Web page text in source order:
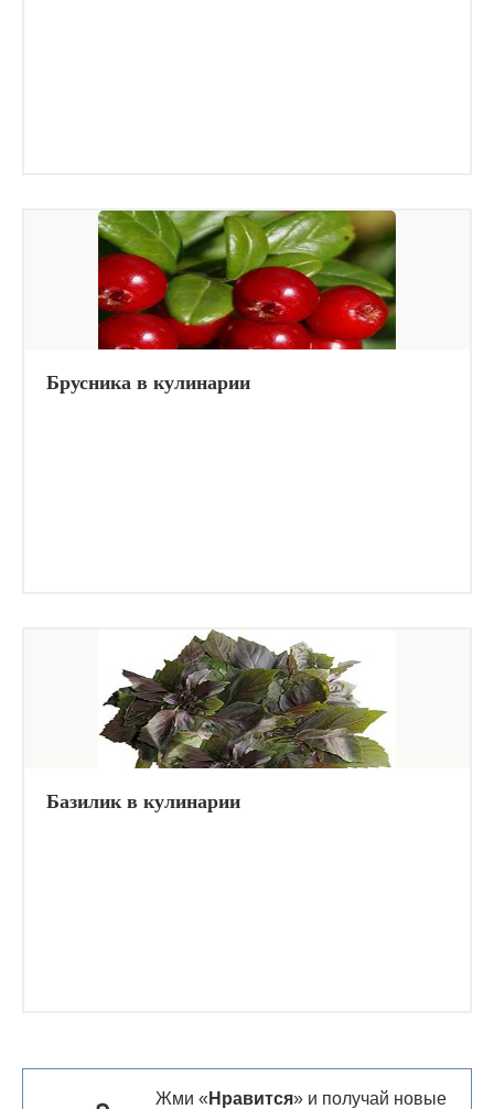
Брусника в кулинарии
Базилик в кулинарии
Жми « Нравится» и получай новые